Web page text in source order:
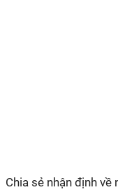
Chia sẻ nhận định